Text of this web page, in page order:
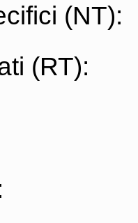
(NT):
(RT):